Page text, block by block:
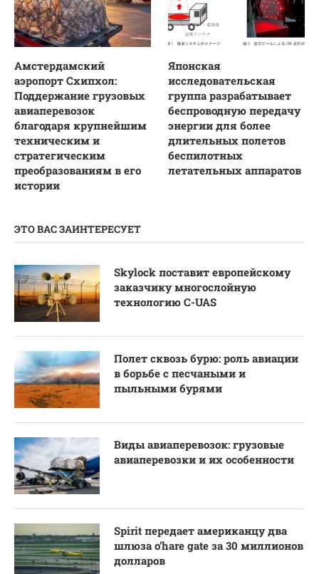
Амстердамский
аэропорт Схипхол:
Поддержание грузовых
авиаперевозок
благодаря крупнейшим
техническим и
стратегическим
преобразованиям в его
истории
Японская
исследовательская
группа разрабатывает
беспроводную передачу
энергии для более
длительных полетов
беспилотных
летательных аппаратов
ЭТО ВАС ЗАИНТЕРЕСУЕТ
Skylock поставит европейскому
заказчику многослойную
технологию C-UAS
Полет сквозь бурю: роль авиации
в борьбе с песчаными и
пыльными бурями
Виды авиаперевозок: грузовые
авиаперевозки и их особенности
Spirit передает американцу два
шлюза o’hare gate за 30 миллионов
долларов